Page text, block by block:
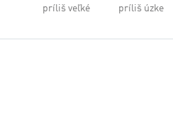
príliš veľké príliš úzke